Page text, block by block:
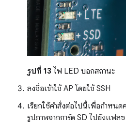
รูปที่ 13 ไฟ LED บอกสถานะ
ลงชื่อเข้าใช้ AP โดยใช้ SSH
เรียกใช้คำสั่งต่อไปนี้เพื่อกำหนด
รูปภาพจากการ์ด SD ไปยังแฟล